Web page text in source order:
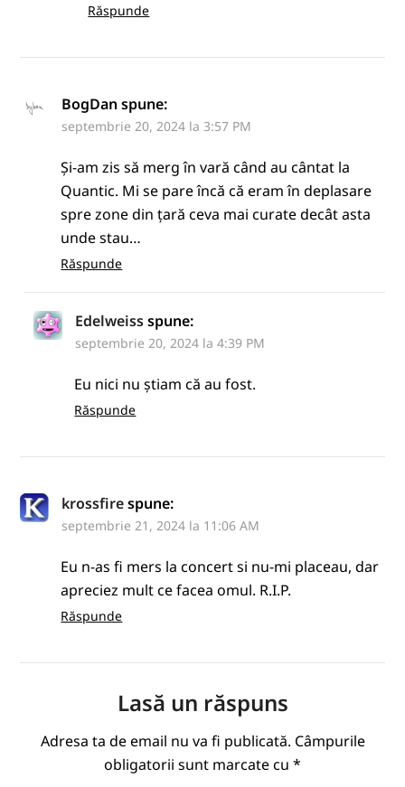
Răspunde
BogDan spune:
septembrie 20, 2024 la 3:57 PM
Și-am zis să merg în vară când au cântat la
Quantic. Mi se pare încă că eram în deplasare
spre zone din țară ceva mai curate decât asta
unde stau…
Răspunde
Edelweiss spune:
septembrie 20, 2024 la 4:39 PM
Eu nici nu știam că au fost.
Răspunde
krossfire spune:
septembrie 21, 2024 la 11:06 AM
Eu n-as fi mers la concert si nu-mi placeau, dar
apreciez mult ce facea omul. R.I.P.
Răspunde
Lasă un răspuns
Adresa ta de email nu va fi publicată. Câmpurile
obligatorii sunt marcate cu *